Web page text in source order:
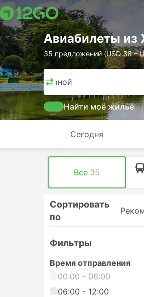
Авиабилеты из
35 предложений (USD 38 –
Ханой
Найти моё жильё
Сегодня
Все 35
Сортировать
по
Фильтры
Время отправления
00:00 - 06:00
06:00 - 12:00